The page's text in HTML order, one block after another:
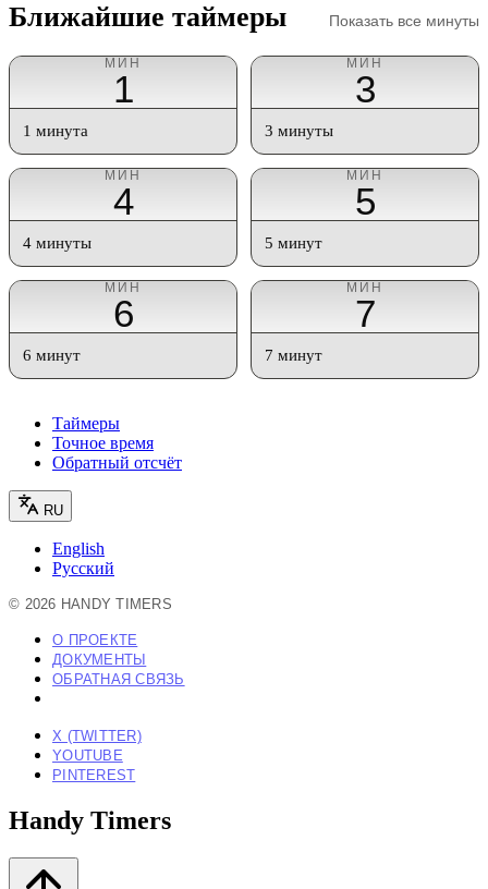
Ближайшие таймеры Показать все минуты
МИН
1
1 минута
МИН
3
3 минуты
МИН
4
4 минуты
МИН
5
5 минут
МИН
6
6 минут
МИН
7
7 минут
Таймеры
Точное время
Обратный отсчёт
RU
English
Русский
© 2026 HANDY TIMERS
О ПРОЕКТЕ
ДОКУМЕНТЫ
ОБРАТНАЯ СВЯЗЬ
X (TWITTER)
YOUTUBE
PINTEREST
Handy Timers